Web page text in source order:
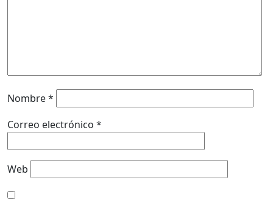
Nombre*
Correo electrónico *
Web